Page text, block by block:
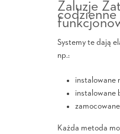
Żaluzje
codzienne
Systemy te dają
np.:
instalowane
instalowane
Każda metoda